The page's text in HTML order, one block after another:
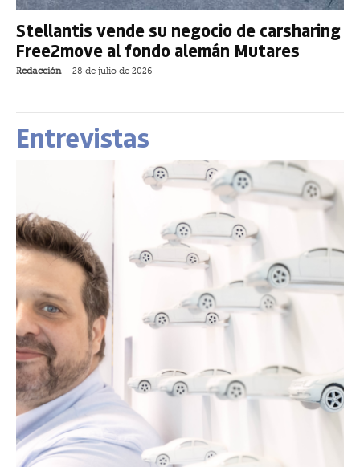
Stellantis vende su negocio de carsharing
Free2move al fondo alemán Mutares
Redacción - 28 de julio de 2026
Entrevistas